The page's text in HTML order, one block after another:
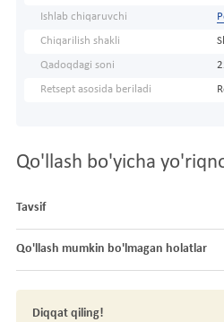
Ishlab chiqaruvchi
Chiqarilish shakli
Qadoqdagi soni
Retsept asosida beriladi
Qo'llash bo'yicha
Tavsif
Qo'llash mumkin bo'lmagan holatlar
Diqqat qiling!